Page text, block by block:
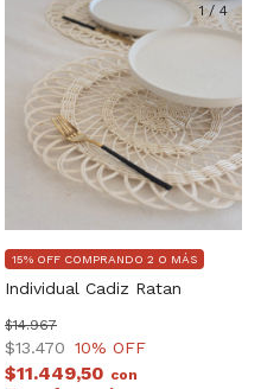
1/ 4
Individual Cadiz Ratan
$13.470
$14.967
10% OFF
15% OFF COMPRANDO 2 O MÁS
$11.449,50 con